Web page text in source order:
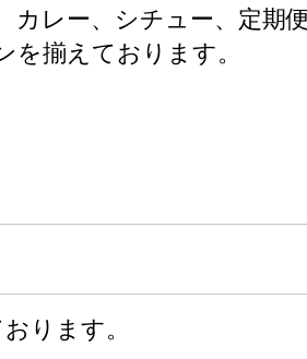
レー、シチュー、定期
揃えております。
ります。